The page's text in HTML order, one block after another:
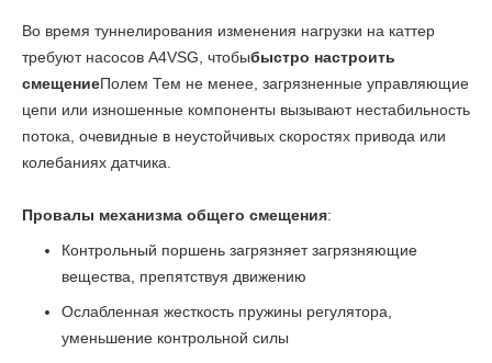
Во время туннелирования изменения нагрузки на каттер
требуют насосов A4VSG, чтобыбыстро настроить
смещениеПолем Тем не менее, загрязненные управляющие
цепи или изношенные компоненты вызывают нестабильность
потока, очевидные в неустойчивых скоростях привода или
колебаниях датчика.
Провалы механизма общего смещения:
Контрольный поршень загрязняет загрязняющие
вещества, препятствуя движению
Ослабленная жесткость пружины регулятора,
уменьшение контрольной силы